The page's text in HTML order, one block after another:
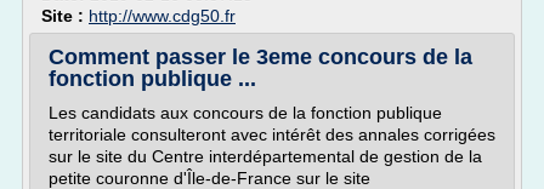
Site : http://www.cdg50.fr
Comment passer le 3eme concours de la
fonction publique ...
Les candidats aux concours de la fonction publique
territoriale consulteront avec intérêt des annales corrigées
sur le site du Centre interdépartemental de gestion de la
petite couronne d'Île-de-France sur le site